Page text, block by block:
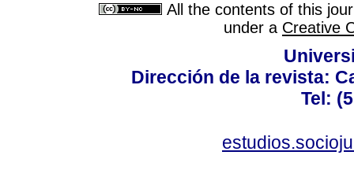
All the contents of this
under a Creative
Dirección de la revista:
Tel: